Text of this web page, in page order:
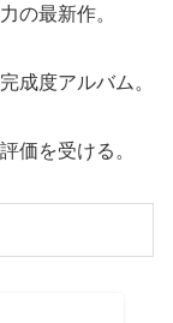
の最新作。
成度アルバム。
価を受ける。